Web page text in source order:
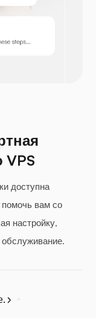
VPS
доступна
вам со
настройку,
обслуживание.